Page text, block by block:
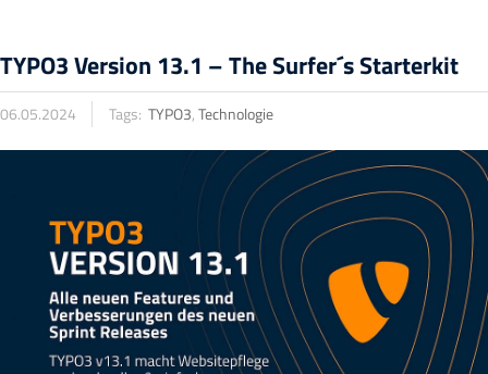
TYPO3 Version 13.1 – The Surfer´s Starterkit
06.05.2024 Tags: TYPO3,Technologie